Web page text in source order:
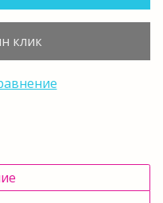
клик